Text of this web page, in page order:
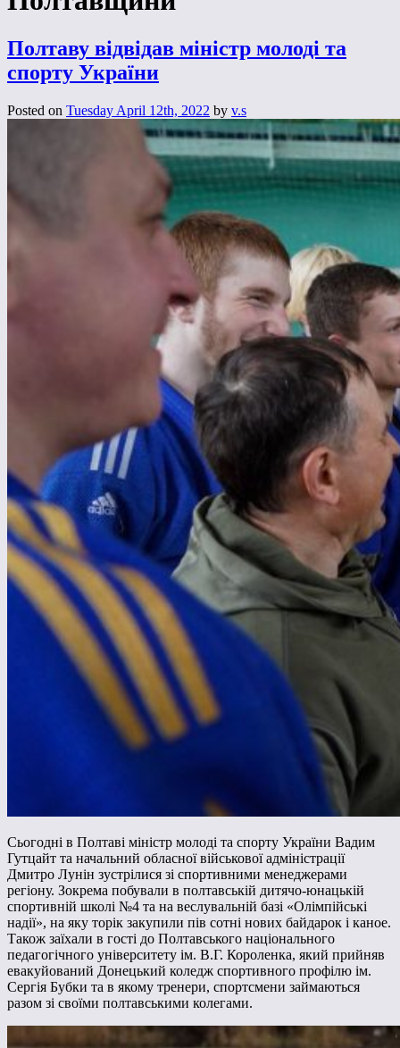
Полтаву відвідав міністр молоді та
спорту України
Posted on Tuesday April 12th, 2022 by v.s
Сьогодні в Полтаві міністр молоді та спорту України Вадим
Гутцайт та начальний обласної військової адміністрації
Дмитро Лунін зустрілися зі спортивними менеджерами
регіону. Зокрема побували в полтавській дитячо-юнацькій
спортивній школі №4 та на веслувальній базі «Олімпійські
надії», на яку торік закупили пів сотні нових байдарок і каное.
Також заїхали в гості до Полтавського національного
педагогічного університету ім. В.Г. Короленка, який прийняв
евакуйований Донецький коледж спортивного профілю ім.
Сергія Бубки та в якому тренери, спортсмени займаються
разом зі своїми полтавськими колегами.